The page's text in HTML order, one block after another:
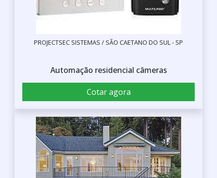
PROJECTSEC SISTEMAS / SÃO CAETANO DO SUL - SP
Automação residencial câmeras
Cotar agora